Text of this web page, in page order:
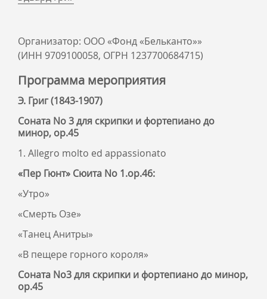
Организатор: ООО «Фонд «Бельканто»»
(ИНН 9709100058, ОГРН 1237700684715)
Программа мероприятия
Э. Григ (1843-1907)
Соната No 3 для скрипки и фортепиано до
минор, ор.45
1. Allegro molto ed appassionato
«Пер Гюнт» Сюита No 1.ор.46:
«Утро»
«Смерть Озе»
«Танец Анитры»
«В пещере горного короля»
Соната No3 для скрипки и фортепиано до минор,
ор.45